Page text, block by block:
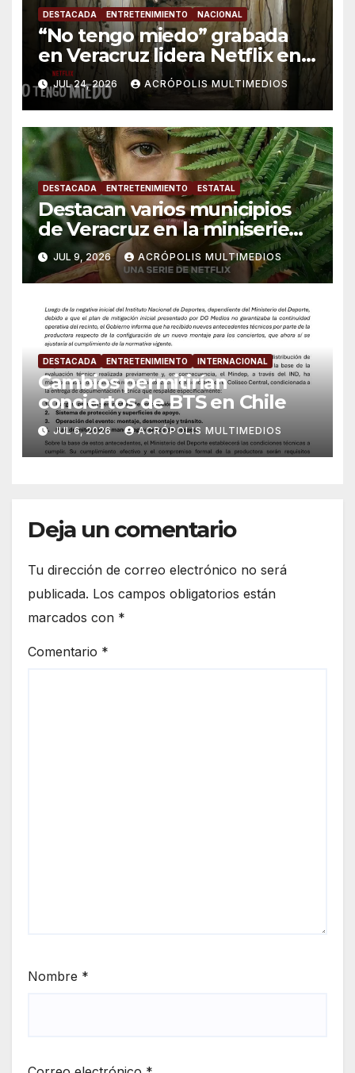
DESTACADA ENTRETENIMIENTO NACIONAL
“No tengo miedo” grabada
en Veracruz lidera Netflix en
México
JUL 24, 2026 ACRÓPOLIS MULTIMEDIOS
DESTACADA ENTRETENIMIENTO ESTATAL
Destacan varios municipios
de Veracruz en la miniserie
de Netflix “No Tengo Miedo”
JUL 9, 2026 ACRÓPOLIS MULTIMEDIOS
DESTACADA ENTRETENIMIENTO INTERNACIONAL
Cambios permitirían
conciertos de BTS en Chile
JUL 6, 2026 ACRÓPOLIS MULTIMEDIOS
Deja un comentario
Tu dirección de correo electrónico no será
publicada. Los campos obligatorios están
marcados con *
Comentario *
Nombre *